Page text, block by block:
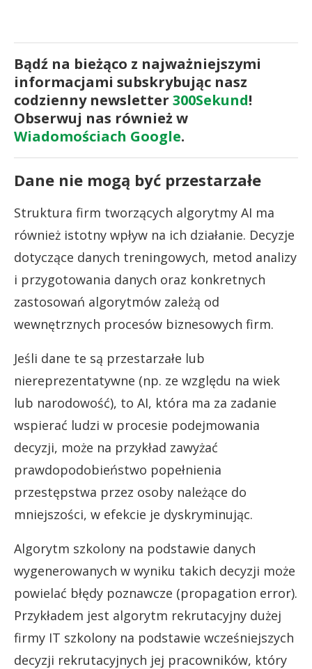
Bądź na bieżąco z najważniejszymi
informacjami subskrybując nasz
codzienny newsletter 300Sekund!
Obserwuj nas również w
Wiadomościach Google.
Dane nie mogą być przestarzałe
Struktura firm tworzących algorytmy AI ma
również istotny wpływ na ich działanie. Decyzje
dotyczące danych treningowych, metod analizy
i przygotowania danych oraz konkretnych
zastosowań algorytmów zależą od
wewnętrznych procesów biznesowych firm.
Jeśli dane te są przestarzałe lub
niereprezentatywne (np. ze względu na wiek
lub narodowość), to AI, która ma za zadanie
wspierać ludzi w procesie podejmowania
decyzji, może na przykład zawyżać
prawdopodobieństwo popełnienia
przestępstwa przez osoby należące do
mniejszości, w efekcie je dyskryminując.
Algorytm szkolony na podstawie danych
wygenerowanych w wyniku takich decyzji może
powielać błędy poznawcze (propagation error).
Przykładem jest algorytm rekrutacyjny dużej
firmy IT szkolony na podstawie wcześniejszych
decyzji rekrutacyjnych jej pracowników, który